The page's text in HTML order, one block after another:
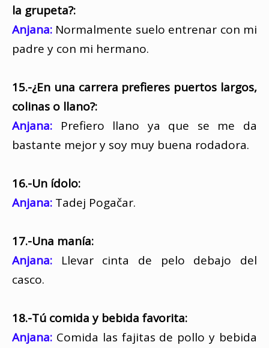
la grupeta?:
Anjana: Normalmente suelo entrenar con mi
padre y con mi hermano.
15.-¿En una carrera prefieres puertos largos,
colinas o llano?:
Anjana: Prefiero llano ya que se me da
bastante mejor y soy muy buena rodadora.
16.-Un ídolo:
Anjana: Tadej Pogačar.
17.-Una manía:
Anjana: Llevar cinta de pelo debajo del
casco.
18.-Tú comida y bebida favorita:
Anjana: Comida las fajitas de pollo y bebida